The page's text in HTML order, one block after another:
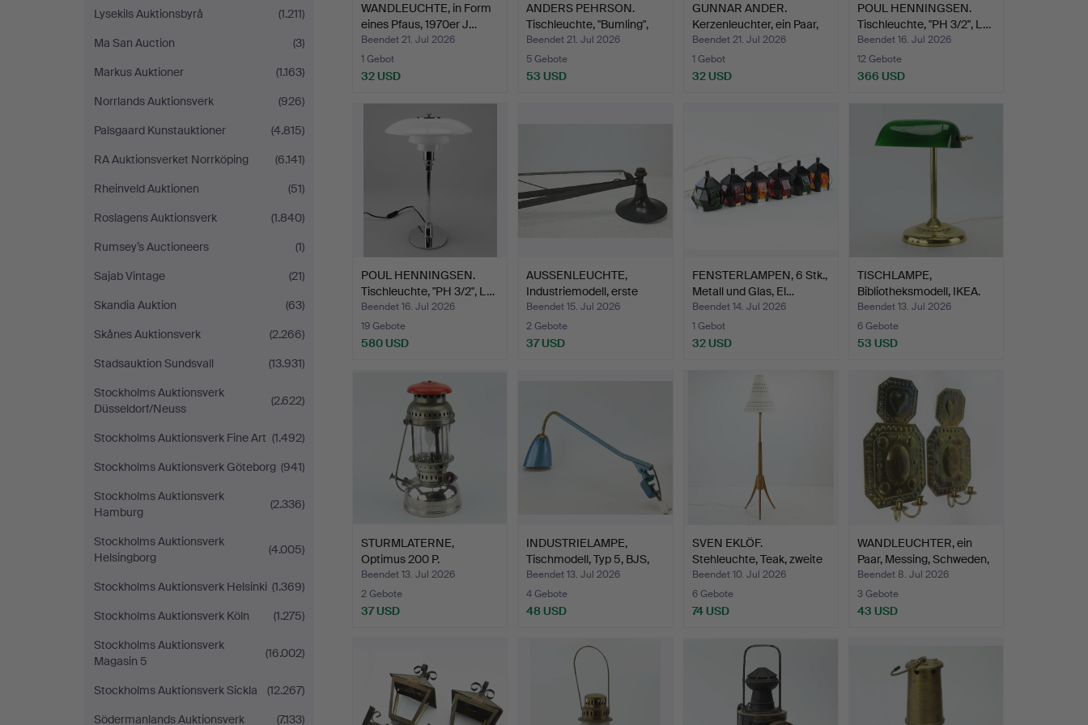
Lysekils Auktionsbyrå
(1.211)
Ma San Auction
(3)
Markus Auktioner
(1.163)
Norrlands Auktionsverk
(926)
Palsgaard Kunstauktioner
(4.815)
RA Auktionsverket Norrköping
(6.141)
Rheinveld Auktionen
(51)
Roslagens Auktionsverk
(1.840)
Rumsey’s Auctioneers
(1)
Sajab Vintage
(21)
Skandia Auktion
(63)
Skånes Auktionsverk
(2.266)
Stadsauktion Sundsvall
(13.931)
Stockholms Auktionsverk
Düsseldorf/Neuss
(2.622)
Stockholms Auktionsverk Fine Art (1.492)
Stockholms Auktionsverk Göteborg (941)
Stockholms Auktionsverk
Hamburg
(2.336)
Stockholms Auktionsverk
Helsingborg
(4.005)
Stockholms Auktionsverk Helsinki (1.369)
Stockholms Auktionsverk Köln
(1.275)
Stockholms Auktionsverk
Magasin 5
(16.002)
Stockholms Auktionsverk Sickla
(12.267)
Södermanlands Auktionsverk
(7.133)
WANDLEUCHTE, in Form
eines Pfaus, 1970er J…
Beendet 21. Jul 2026
1 Gebot
32 USD
ANDERS PEHRSON.
Tischleuchte, "Bumling",
A…
Beendet 21. Jul 2026
5 Gebote
53 USD
GUNNAR ANDER.
Kerzenleuchter, ein Paar,
Me…
Beendet 21. Jul 2026
1 Gebot
32 USD
POUL HENNINGSEN.
Tischleuchte, "PH 3/2", L…
Beendet 16. Jul 2026
12 Gebote
366 USD
POUL HENNINGSEN.
Tischleuchte, "PH 3/2", L…
Beendet 16. Jul 2026
19 Gebote
580 USD
AUSSENLEUCHTE,
Industriemodell, erste
Hälf…
Beendet 15. Jul 2026
2 Gebote
37 USD
FENSTERLAMPEN, 6 Stk.,
Metall und Glas, El…
Beendet 14. Jul 2026
1 Gebot
32 USD
TISCHLAMPE,
Bibliotheksmodell, IKEA.
Beendet 13. Jul 2026
6 Gebote
53 USD
STURMLATERNE,
Optimus 200 P.
Beendet 13. Jul 2026
2 Gebote
37 USD
INDUSTRIELAMPE,
Tischmodell, Typ 5, BJS,
B…
Beendet 13. Jul 2026
4 Gebote
48 USD
SVEN EKLÖF.
Stehleuchte, Teak, zweite
Hälf…
Beendet 10. Jul 2026
6 Gebote
74 USD
WANDLEUCHTER, ein
Paar, Messing, Schweden,
…
Beendet 8. Jul 2026
3 Gebote
43 USD